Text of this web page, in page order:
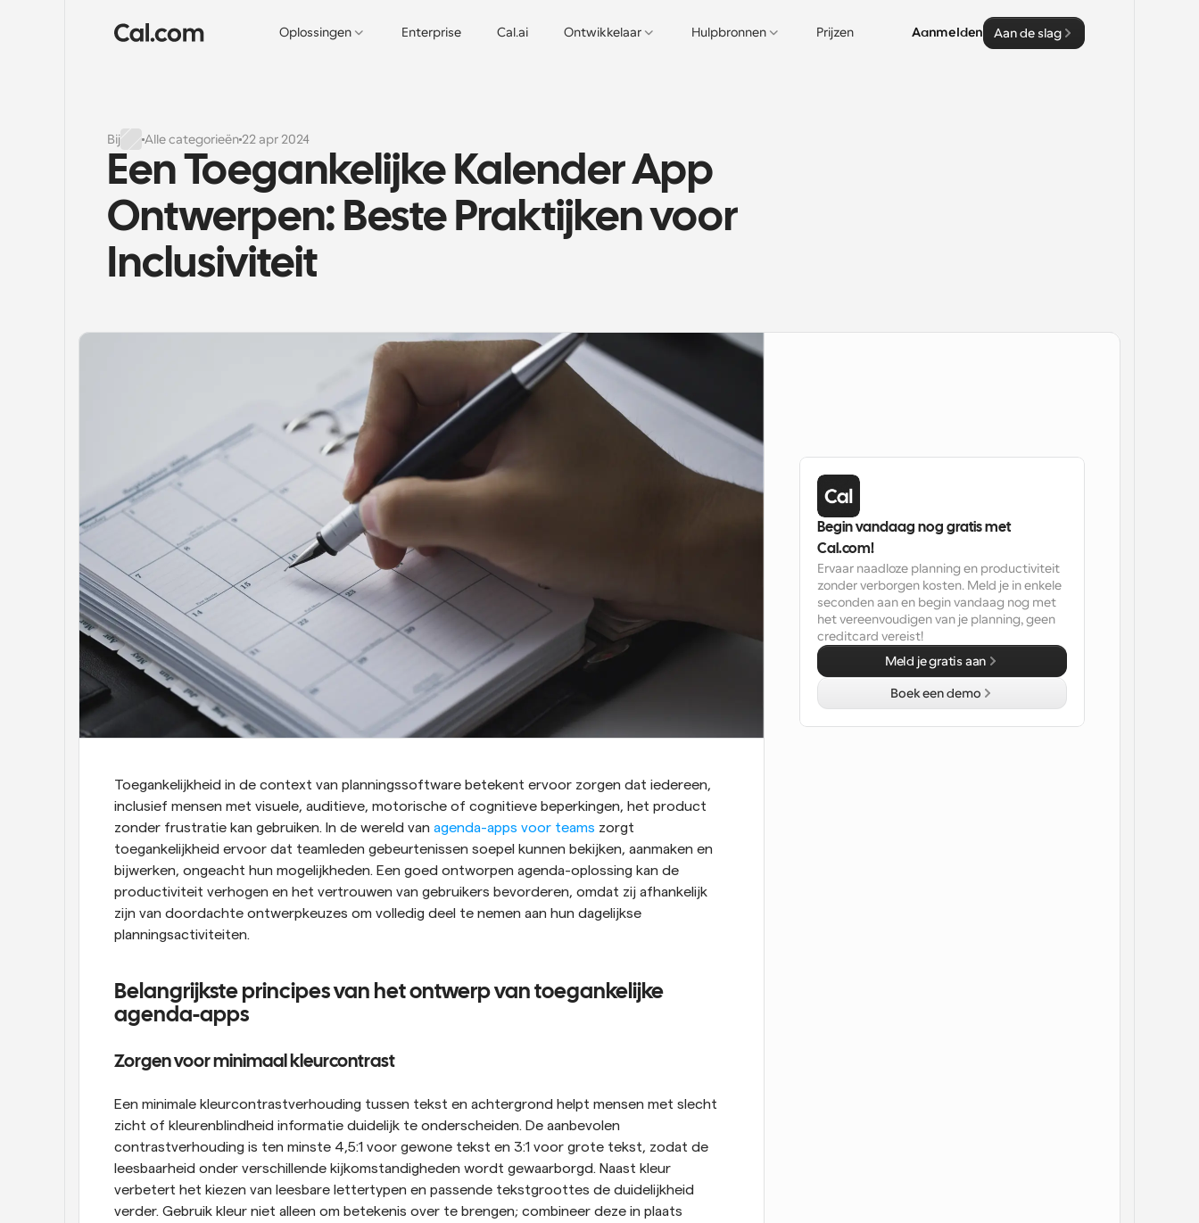
Oplossingen Enterprise Cal.ai Ontwikkelaar Hulpbronnen Prijzen Aanmelden Aan de slag
Bij Alle categorieën 22 apr 2024
Een Toegankelijke Kalender App
Ontwerpen: Beste Praktijken voor
Inclusiviteit
Toegankelijkheid in de context van planningssoftware betekent ervoor zorgen dat iedereen,
inclusief mensen met visuele, auditieve, motorische of cognitieve beperkingen, het product
zonder frustratie kan gebruiken. In de wereld van agenda-apps voor teams zorgt
toegankelijkheid ervoor dat teamleden gebeurtenissen soepel kunnen bekijken, aanmaken en
bijwerken, ongeacht hun mogelijkheden. Een goed ontworpen agenda-oplossing kan de
productiviteit verhogen en het vertrouwen van gebruikers bevorderen, omdat zij afhankelijk
zijn van doordachte ontwerpkeuzes om volledig deel te nemen aan hun dagelijkse
planningsactiviteiten.
Belangrijkste principes van het ontwerp van toegankelijke
agenda-apps
Zorgen voor minimaal kleurcontrast
Een minimale kleurcontrastverhouding tussen tekst en achtergrond helpt mensen met slecht
zicht of kleurenblindheid informatie duidelijk te onderscheiden. De aanbevolen
contrastverhouding is ten minste 4,5:1 voor gewone tekst en 3:1 voor grote tekst, zodat de
leesbaarheid onder verschillende kijkomstandigheden wordt gewaarborgd. Naast kleur
verbetert het kiezen van leesbare lettertypen en passende tekstgroottes de duidelijkheid
verder. Gebruik kleur niet alleen om betekenis over te brengen; combineer deze in plaats
Begin vandaag nog gratis met
Cal.com!
Ervaar naadloze planning en productiviteit
zonder verborgen kosten. Meld je in enkele
seconden aan en begin vandaag nog met
het vereenvoudigen van je planning, geen
creditcard vereist!
Meld je gratis aan
Boek een demo